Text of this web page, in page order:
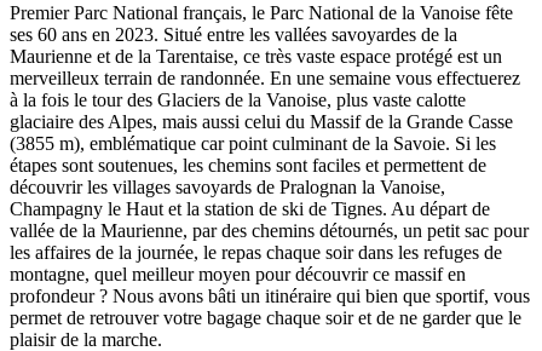
Premier Parc National français, le Parc National de la Vanoise fête
ses 60 ans en 2023. Situé entre les vallées savoyardes de la
Maurienne et de la Tarentaise, ce très vaste espace protégé est un
merveilleux terrain de randonnée. En une semaine vous effectuerez
à la fois le tour des Glaciers de la Vanoise, plus vaste calotte
glaciaire des Alpes, mais aussi celui du Massif de la Grande Casse
(3855 m), emblématique car point culminant de la Savoie. Si les
étapes sont soutenues, les chemins sont faciles et permettent de
découvrir les villages savoyards de Pralognan la Vanoise,
Champagny le Haut et la station de ski de Tignes. Au départ de
vallée de la Maurienne, par des chemins détournés, un petit sac pour
les affaires de la journée, le repas chaque soir dans les refuges de
montagne, quel meilleur moyen pour découvrir ce massif en
profondeur ? Nous avons bâti un itinéraire qui bien que sportif, vous
permet de retrouver votre bagage chaque soir et de ne garder que le
plaisir de la marche.